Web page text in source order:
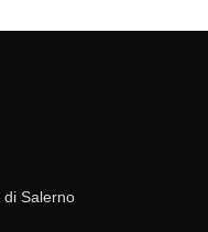
di Salerno